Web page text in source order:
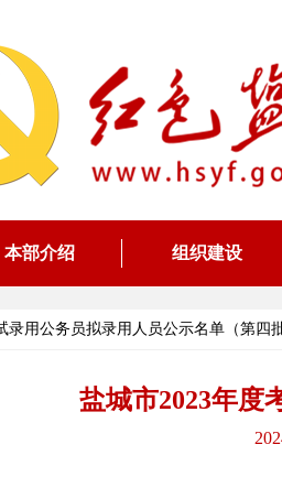
本部介绍 组织建设
录用公务员拟录用人员公示名单（第四
盐城市2023年度